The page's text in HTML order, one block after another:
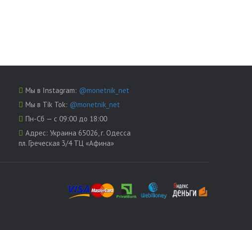
Мы в Instagram: @monetnik_net
Мы в Tik Tok: @monetnik_net
Пн-Сб — с 09:00 до 18:00
Адрес: Украина 65026, г. Одесса
пл. Греческая 3/4 ТЦ «Афина»